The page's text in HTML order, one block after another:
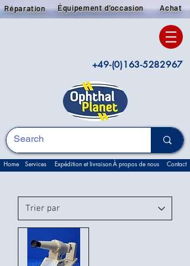
Réparation Équipement d'occasion Achat
+49-(0)163-5282967
Home Services Expédition et livraisonÀ propos de nous Contact